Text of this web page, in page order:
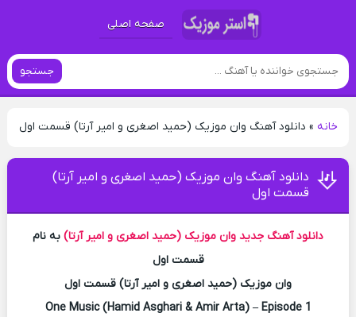
صفحه اصلی
جستجو
خانه» دانلود آهنگ وان موزیک (حمید اصغری و امیر آرتا) قسمت اول
دانلود آهنگ وان موزیک (حمید اصغری و امیر آرتا)
قسمت اول
دانلود آهنگ جدید وان موزیک (حمید اصغری و امیر آرتا) به نام
قسمت اول
وان موزیک (حمید اصغری و امیر آرتا) قسمت اول
One Music (Hamid Asghari & Amir Arta) – Episode 1